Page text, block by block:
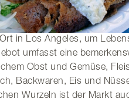
in Los Angeles, um
umfasst eine
Obst und Gemüse,
Backwaren, Eis und
Wurzeln ist der Markt